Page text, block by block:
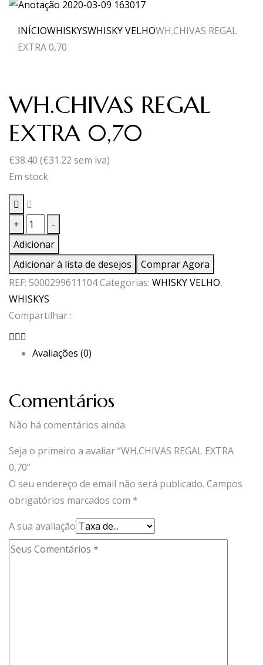
INÍCIOWHISKYSWHISKY VELHOWH.CHIVAS REGAL
EXTRA 0,70
WH.CHIVAS REGAL
EXTRA 0,70
€38.40 (€31.22 sem iva)
Em stock
+
Quantidade
de
WH.CHIVAS
REGAL
EXTRA
0,70
-
Adicionar
Adicionar à lista de desejos
Comprar Agora
REF: 5000299611104Categorias: WHISKY VELHO,
WHISKYS
Compartilhar :
Avaliações (0)
Comentários
Não há comentários ainda.
Seja o primeiro a avaliar “WH.CHIVAS REGAL EXTRA
0,70”
O seu endereço de email não será publicado. Campos
obrigatórios marcados com *
A sua avaliação